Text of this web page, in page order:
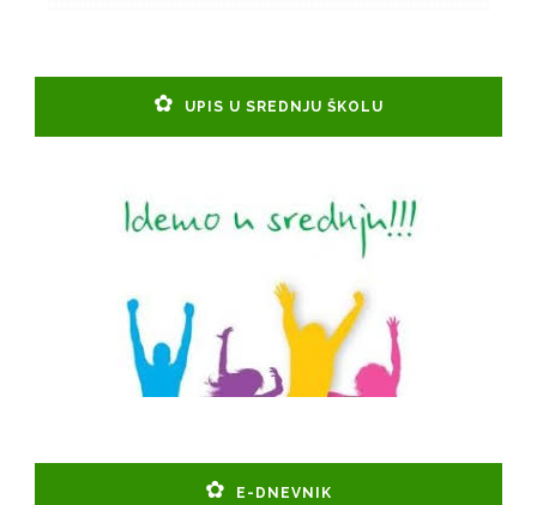
UPIS U SREDNJU ŠKOLU
E-DNEVNIK